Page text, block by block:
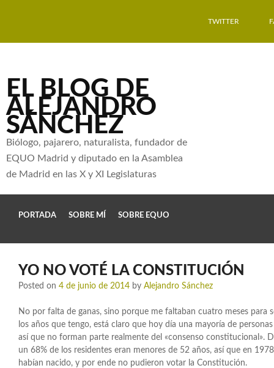
TWITTER
EL BLOG DE
ALEJANDRO
SÁNCHEZ
Biólogo, pajarero, naturalista, fundador de
EQUO Madrid y diputado en la Asamblea
de Madrid en las X y XI Legislaturas
PORTADA SOBRE MÍ SOBRE EQUO
YO NO VOTÉ LA CONSTITUCIÓN
Posted on 4 de junio de 2014 by Alejandro Sánchez
No por falta de ganas, sino porque me faltaban cuatro meses para
los años que tengo, está claro que hoy día una mayoría de
así que no forman parte realmente del «consenso constitucional».
un 68% de los residentes eran menores de 52 años, así que en
habían nacido, y por ende no pudieron votar la Constitución.